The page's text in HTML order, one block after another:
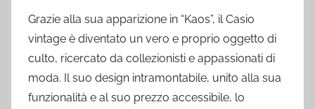
Grazie alla sua apparizione in “Kaos”, il Casio
vintage è diventato un vero e proprio oggetto di
culto, ricercato da collezionisti e appassionati di
moda. Il suo design intramontabile, unito alla sua
funzionalità e al suo prezzo accessibile, lo